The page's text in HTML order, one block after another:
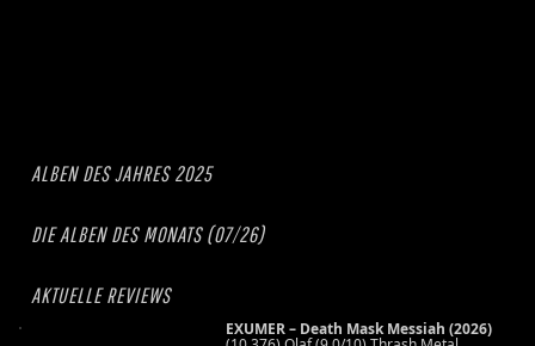
ALBEN DES JAHRES 2025
DIE ALBEN DES MONATS (07/26)
AKTUELLE REVIEWS
EXUMER – Death Mask Messiah (2026)